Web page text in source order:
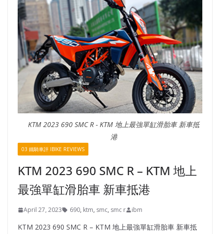
KTM 2023 690 SMC R - KTM 地上最強單缸滑胎車 新車抵
港
03 鐵騎車評 IBIKE REVIEWS
KTM 2023 690 SMC R – KTM 地上
最強單缸滑胎車 新車抵港
April 27, 2023 690, ktm, smc, smc r ibm
KTM 2023 690 SMC R – KTM 地上最強單缸滑胎車 新車抵